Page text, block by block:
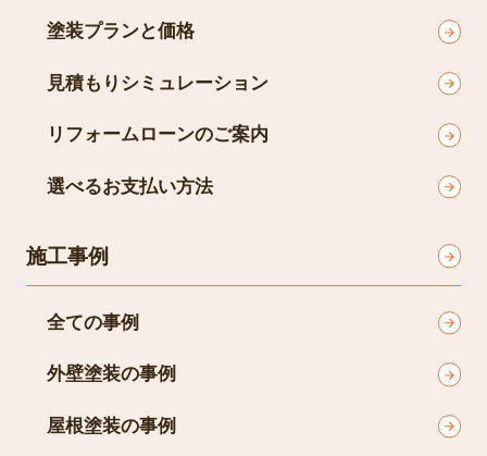
塗装プランと価格
見積もりシミュレーション
リフォームローンのご案内
選べるお支払い方法
施工事例
全ての事例
外壁塗装の事例
屋根塗装の事例